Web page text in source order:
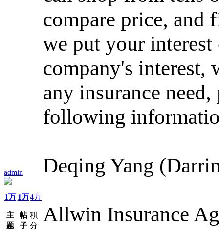
admin
1万
主
题
1万
帖
子
4万
积
分
compare price, and
we put your
company's
any insurance
following
Deqing Yang
Allwin Insurance